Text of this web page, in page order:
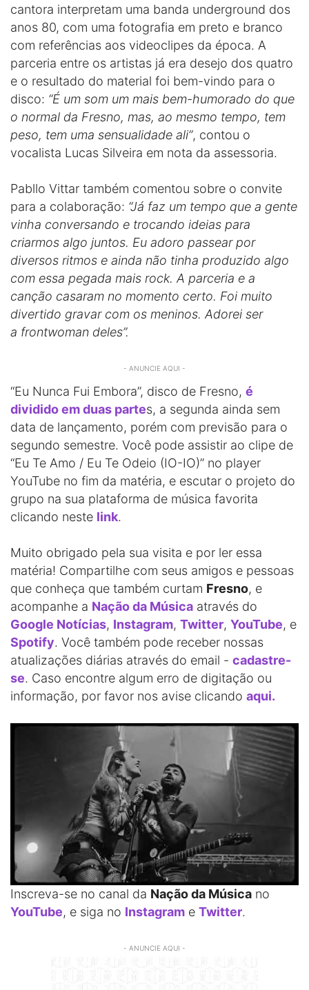
cantora interpretam uma banda underground dos
anos 80, com uma fotografia em preto e branco
com referências aos videoclipes da época. A
parceria entre os artistas já era desejo dos quatro
e o resultado do material foi bem-vindo para o
disco: “É um som um mais bem-humorado do que
o normal da Fresno, mas, ao mesmo tempo, tem
peso, tem uma sensualidade ali”, contou o
vocalista Lucas Silveira em nota da assessoria.
Pabllo Vittar também comentou sobre o convite
para a colaboração: “Já faz um tempo que a gente
vinha conversando e trocando ideias para
criarmos algo juntos. Eu adoro passear por
diversos ritmos e ainda não tinha produzido algo
com essa pegada mais rock. A parceria e a
canção casaram no momento certo. Foi muito
divertido gravar com os meninos. Adorei ser
a frontwoman deles”.
- ANUNCIE AQUI -
“Eu Nunca Fui Embora”, disco de Fresno, é
dividido em duas partes, a segunda ainda sem
data de lançamento, porém com previsão para o
segundo semestre. Você pode assistir ao clipe de
“Eu Te Amo / Eu Te Odeio (IO-IO)” no player
YouTube no fim da matéria, e escutar o projeto do
grupo na sua plataforma de música favorita
clicando neste link.
Muito obrigado pela sua visita e por ler essa
matéria! Compartilhe com seus amigos e pessoas
que conheça que também curtam Fresno, e
acompanhe a Nação da Música através do
Google Notícias, Instagram, Twitter, YouTube, e
Spotify. Você também pode receber nossas
atualizações diárias através do email - cadastre-
se. Caso encontre algum erro de digitação ou
informação, por favor nos avise clicando aqui.
Inscreva-se no canal da Nação da Música no
YouTube, e siga no Instagram e Twitter.
- ANUNCIE AQUI -